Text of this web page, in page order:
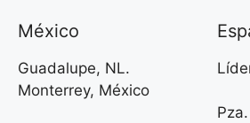
México
Guadalupe, NL.
Monterrey, México